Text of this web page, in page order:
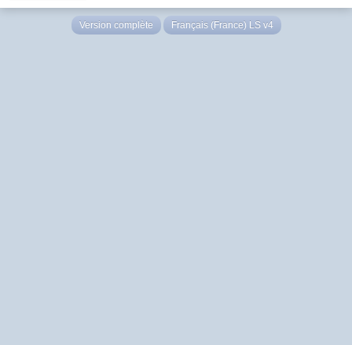
Version complète Français (France) LS v4